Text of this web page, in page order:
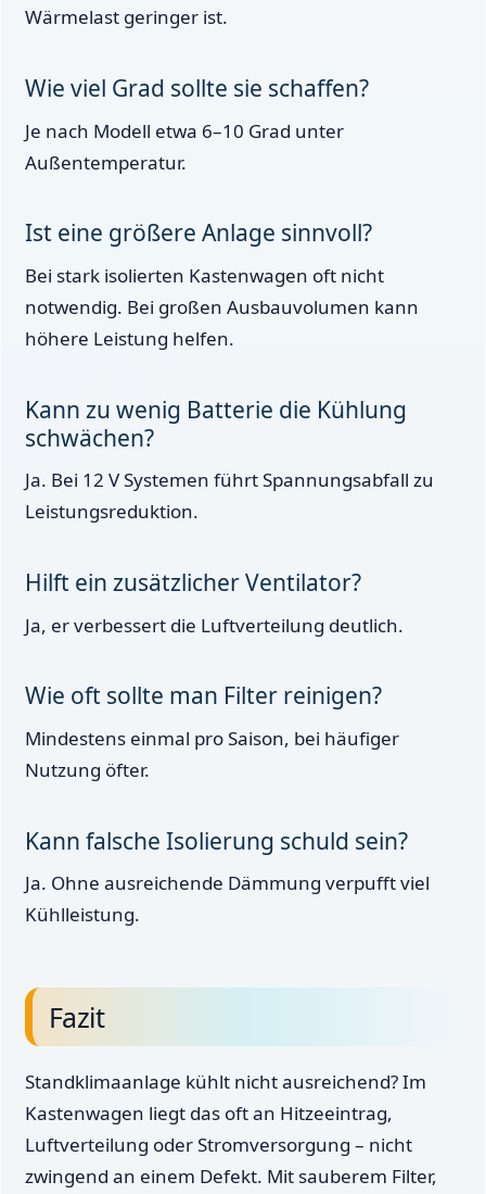
Wärmelast geringer ist.
Wie viel Grad sollte sie schaffen?
Je nach Modell etwa 6–10 Grad unter
Außentemperatur.
Ist eine größere Anlage sinnvoll?
Bei stark isolierten Kastenwagen oft nicht
notwendig. Bei großen Ausbauvolumen kann
höhere Leistung helfen.
Kann zu wenig Batterie die Kühlung
schwächen?
Ja. Bei 12 V Systemen führt Spannungsabfall zu
Leistungsreduktion.
Hilft ein zusätzlicher Ventilator?
Ja, er verbessert die Luftverteilung deutlich.
Wie oft sollte man Filter reinigen?
Mindestens einmal pro Saison, bei häufiger
Nutzung öfter.
Kann falsche Isolierung schuld sein?
Ja. Ohne ausreichende Dämmung verpufft viel
Kühlleistung.
Fazit
Standklimaanlage kühlt nicht ausreichend? Im
Kastenwagen liegt das oft an Hitzeeintrag,
Luftverteilung oder Stromversorgung – nicht
zwingend an einem Defekt. Mit sauberem Filter,